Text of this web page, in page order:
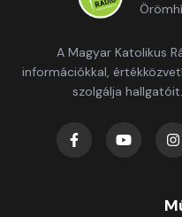
A Magyar Katolikus
információkkal,
szolgálja